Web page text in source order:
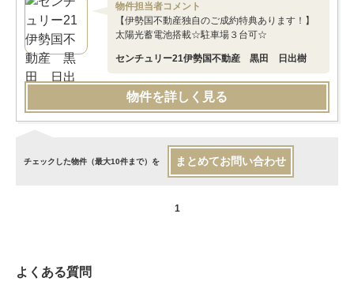
物件担当者コメント
【伊勢国不動産独自のご成約特典あります！】
太陽光蓄電池搭載☆駐車場３台可☆
センチュリー21伊勢国不動産 黒田 日出樹
物件を詳しく見る
チェックした物件（最大10件まで）を まとめてお問い合わせ
1
よくある質問